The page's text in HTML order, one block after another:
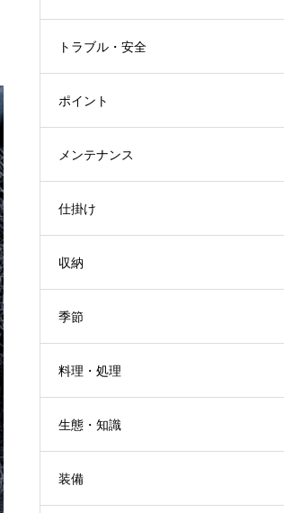
トラブル・安全
ポイント
メンテナンス
仕掛け
収納
季節
料理・処理
生態・知識
装備